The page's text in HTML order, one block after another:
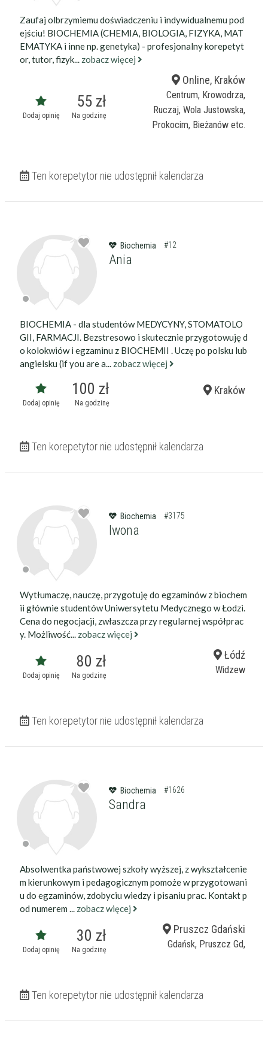
kalendarz korepetycji
prace pisemne (pomoc)
Zakres nauczania
Gimnazjum
Liceum
Dorośli
Miejsce korepetycji
u ucznia
Doświadczenie
Staż korepetytora
Wiek korepetytora
Płeć korepetytora
kobieta
mężczyzna
Anuluj
Zaufaj olbrzymiemu doświadczeniu i indywidualnemu pod
ejściu! BIOCHEMIA (CHEMIA, BIOLOGIA, FIZYKA, MAT
EMATYKA i inne np. genetyka) - profesjonalny korepetyt
or, tutor, fizyk... zobacz więcej
Dodaj opinię
55 zł
Na godzinę
Online, Kraków
Centrum, Krowodrza,
Ruczaj, Wola Justowska,
Prokocim, Bieżanów etc.
Ten korepetytor nie udostępnił kalendarza
Biochemia #12
Ania
BIOCHEMIA - dla studentów MEDYCYNY, STOMATOLO
GII, FARMACJI. Bezstresowo i skutecznie przygotowuję d
o kolokwiów i egzaminu z BIOCHEMII . Uczę po polsku lub
angielsku (if you are a... zobacz więcej
Dodaj opinię
100 zł
Na godzinę
Kraków
Ten korepetytor nie udostępnił kalendarza
Biochemia #3175
Iwona
Wytłumaczę, nauczę, przygotuję do egzaminów z biochem
ii głównie studentów Uniwersytetu Medycznego w Łodzi.
Cena do negocjacji, zwłaszcza przy regularnej współprac
y. Możliwość... zobacz więcej
Dodaj opinię
80 zł
Na godzinę
Łódź
Widzew
Ten korepetytor nie udostępnił kalendarza
Biochemia #1626
Sandra
Absolwentka państwowej szkoły wyższej, z wykształcenie
m kierunkowym i pedagogicznym pomoże w przygotowani
u do egzaminów, zdobyciu wiedzy i pisaniu prac. Kontakt p
od numerem ... zobacz więcej
Dodaj opinię
30 zł
Na godzinę
Pruszcz Gdański
Gdańsk, Pruszcz Gd,
Ten korepetytor nie udostępnił kalendarza